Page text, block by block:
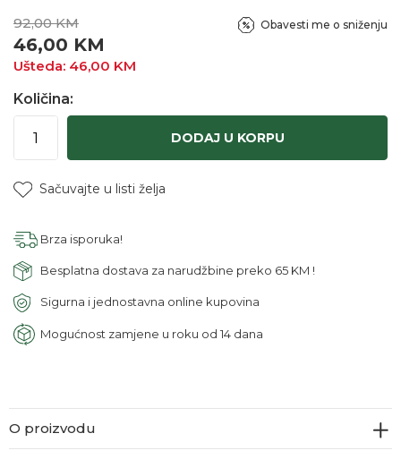
92,00 KM
46,00 KM
Ušteda: 46,00 KM
Obavesti me o sniženju
Količina:
DODAJ U KORPU
Sačuvajte u listi želja
Brza isporuka!
Besplatna dostava za narudžbine preko 65 KM !
Sigurna i jednostavna online kupovina
Mogućnost zamjene u roku od 14 dana
O proizvodu